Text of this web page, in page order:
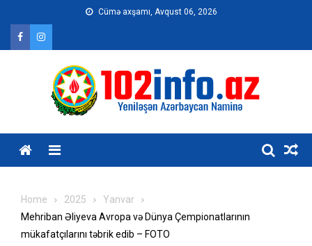
content
Cümə axşamı, Avqust 06, 2026
Home 2025
Yanvar
Mehriban Əliyeva Avropa və Dünya Çempionatlarının
mükafatçılarını təbrik edib – FOTO